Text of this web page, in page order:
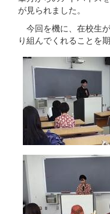
が見られました。
今回を機に、在校生
り組んでくれることを